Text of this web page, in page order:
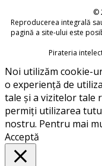
©
Reproducerea integrală
pagină a site-ului este
Pirateria
Noi utilizăm cookie-
o experiență de
tale și a vizitelor tale
permiți utilizarea
nostru. Pentru mai
Acceptă